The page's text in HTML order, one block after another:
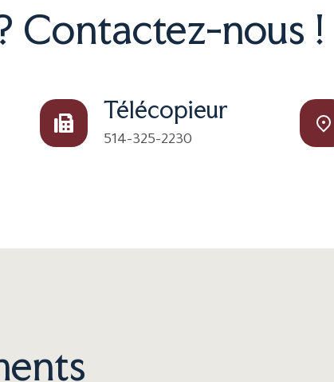
Contactez-nous !
Télécopieur
514-325-2230